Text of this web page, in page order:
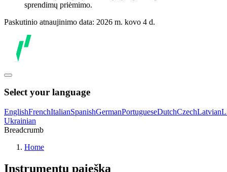
sprendimų priėmimo.
Paskutinio atnaujinimo data: 2026 m. kovo 4 d.
Select your language
EnglishFrenchItalianSpanishGermanPortugueseDutchCzechLatvian
Ukrainian
Breadcrumb
Home
Instrumentų paieška